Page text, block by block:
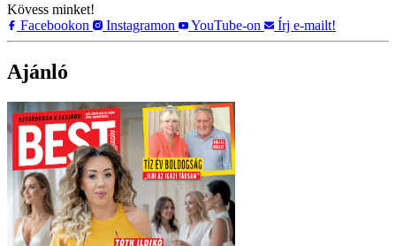
Kövess minket!
Facebookon
Instagramon YouTube-on Írj e-mailt!
Ajánló